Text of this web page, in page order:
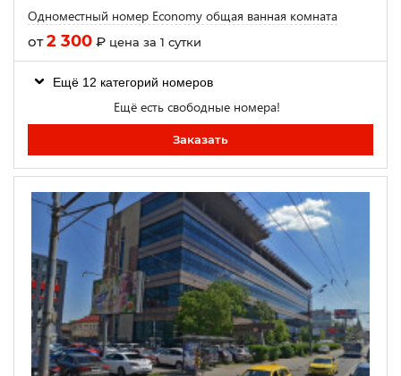
Одноместный номер Economy общая ванная комната
от2 300 ₽ цена за 1 сутки
Ещё 12 категорий номеров
Ещё есть свободные номера!
Заказать